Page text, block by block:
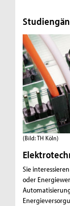
(Bild: TH Köln)
Sie
oder